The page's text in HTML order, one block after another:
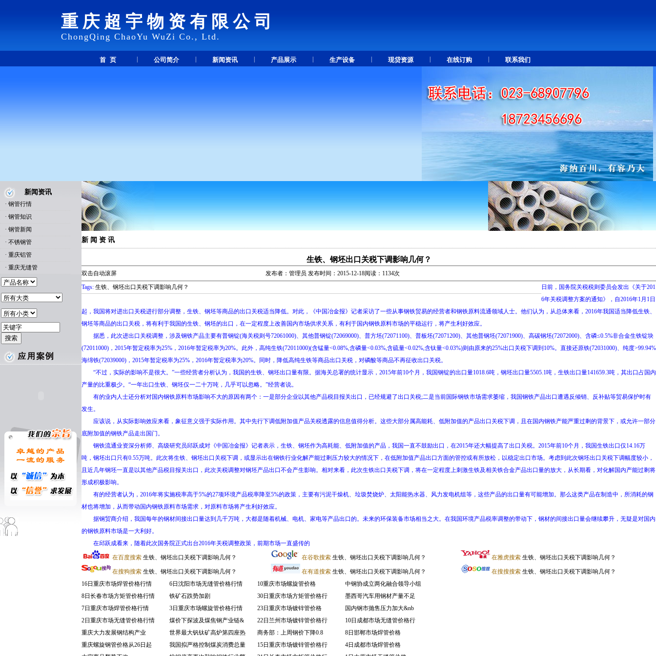
重庆超宇物资有限公司
ChongQing ChaoYu WuZi Co., Ltd.
首 页 公司简介 新闻资讯 产品展示 生产设备 现贷资源 在线订购 联系我们
新闻资讯
· 钢管行情
· 钢管知识
· 钢管新闻
· 不锈钢管
· 重庆铝管
· 重庆无缝管
新 闻 资 讯
生铁、钢坯出口关税下调影响几何？
双击自动滚屏
发布者：管理员 发布时间：2015-12-18阅读：1134次
Tags: 生铁、钢坯出口关税下调影响几何？
日前，国务院关税税则委员会发出《关于201
6年关税调整方案的通知》，自2016年1月1日
起，我国将对进出口关税进行部分调整，生铁、钢坯等商品的出口关税适当降低。对此，《中国冶金报》记者采访了一些从事钢铁贸易的经营者和钢铁原料流通领域人士。他们认为，从总体来看，2016年我国适当降低生铁、
钢坯等商品的出口关税，将有利于我国的生铁、钢坯的出口，在一定程度上改善国内市场供求关系，有利于国内钢铁原料市场的平稳运行，将产生利好效应。
据悉，此次进出口关税调整，涉及钢铁产品主要有普钢锭(海关税则号72061000)、其他普钢锭(72069000)、普方坯(72071100)、普板坯(72071200)、其他普钢坯(72071900)、高碳钢坯(72072000)、含磷≤0.5%非合金生铁锭块
(72011000)，2015年暂定税率为25%，2016年暂定税率为20%。此外，高纯生铁(72011000)(含锰量<0.08%,含磷量<0.03%,含硫量<0.02%,含钛量<0.03%)则由原来的25%出口关税下调到10%。直接还原铁(72031000)、纯度>99.94%
海绵铁(72039000)，2015年暂定税率为25%，2016年暂定税率为20%。同时，降低高纯生铁等商品出口关税，对磷酸等商品不再征收出口关税。
“不过，实际的影响不是很大。”一些经营者分析认为，我国的生铁、钢坯出口量有限。据海关总署的统计显示，2015年前10个月，我国钢锭的出口量1018.6吨，钢坯出口量5505.1吨，生铁出口量141659.3吨，其出口占国内
产量的比重极少。“一年出口生铁、钢坯仅一二十万吨，几乎可以忽略。”经营者说。
有的业内人士还分析对国内钢铁原料市场影响不大的原因有两个：一是部分企业以其他产品税目报关出口，已经规避了出口关税;二是当前国际钢铁市场需求萎缩，我国钢铁产品出口遭遇反倾销、反补贴等贸易保护时有
发生。
应该说，从实际影响效应来看，象征意义强于实际作用。其中先行下调低附加值产品关税透露的信息值得分析。这些大部分属高能耗、低附加值的产品出口关税下调，且在国内钢铁产能严重过剩的背景下，或允许一部分
底附加值的钢铁产品走出国门。
钢铁流通业资深分析师、高级研究员邱跃成对《中国冶金报》记者表示，生铁、钢坯作为高耗能、低附加值的产品，我国一直不鼓励出口，在2015年还大幅提高了出口关税。2015年前10个月，我国生铁出口仅14.16万
吨，钢坯出口只有0.55万吨。此次将生铁、钢坯出口关税下调，或显示出在钢铁行业化解产能过剩压力较大的情况下，在低附加值产品出口方面的管控或有所放松，以稳定出口市场。考虑到此次钢坯出口关税下调幅度较小，
且近几年钢坯一直是以其他产品税目报关出口，此次关税调整对钢坯产品出口不会产生影响。相对来看，此次生铁出口关税下调，将在一定程度上刺激生铁及相关铁合金产品出口量的放大，从长期看，对化解国内产能过剩将
形成积极影响。
有的经营者认为，2016年将实施税率高于5%的27项环境产品税率降至5%的政策，主要有污泥干燥机、垃圾焚烧炉、太阳能热水器、风力发电机组等，这些产品的出口量有可能增加。那么这类产品在制造中，所消耗的钢
材也将增加，从而带动国内钢铁原料市场需求，对原料市场将产生利好效应。
据钢贸商介绍，我国每年的钢材间接出口量达到几千万吨，大都是随着机械、电机、家电等产品出口的。未来的环保装备市场相当之大。在我国环境产品税率调整的带动下，钢材的间接出口量会继续攀升，无疑是对国内
的钢铁原料市场是一大利好。
在邱跃成看来，随着此次国务院正式出台2016年关税调整政策，前期市场一直盛传的
在百度搜索 生铁、钢坯出口关税下调影响几何？ 在谷歌搜索 生铁、钢坯出口关税下调影响几何？ 在雅虎搜索生铁、钢坯出口关税下调影响几何？
在搜狗搜索 生铁、钢坯出口关税下调影响几何？ 在有道搜索 生铁、钢坯出口关税下调影响几何？ 在搜搜搜索生铁、钢坯出口关税下调影响几何？
16日重庆市场焊管价格行情
8日长春市场方矩管价格行情
7日重庆市场焊管价格行情
2日重庆市场无缝管价格行情
重庆大力发展钢结构产业
重庆螺旋钢管价格从26日起
6日沈阳市场无缝管价格行情
铁矿石跌势加剧
3日重庆市场螺旋管价格行情
煤价下探波及煤焦钢产业链&
世界最大钒钛矿高炉第四座热
我国拟严格控制煤炭消费总量
10重庆市场螺旋管价格
30日重庆市场方矩管价格行
23日重庆市场镀锌管价格
22日兰州市场镀锌管价格行
商务部：上周钢价下降0.8
15日重庆市场镀锌管价格行
中钢协成立两化融合领导小组
墨西哥汽车用钢材产量不足
国内钢市抛售压力加大&nb
10日成都市场无缝管价格行
8日邯郸市场焊管价格
4日成都市场焊管价格